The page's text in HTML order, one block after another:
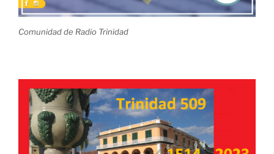
Comunidad de Radio Trinidad